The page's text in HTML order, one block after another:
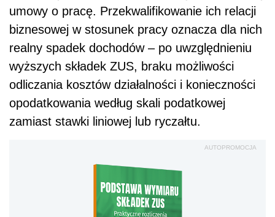
umowy o pracę. Przekwalifikowanie ich relacji
biznesowej w stosunek pracy oznacza dla nich
realny spadek dochodów – po uwzględnieniu
wyższych składek ZUS, braku możliwości
odliczania kosztów działalności i konieczności
opodatkowania według skali podatkowej
zamiast stawki liniowej lub ryczałtu.
AUTOPROMOCJA